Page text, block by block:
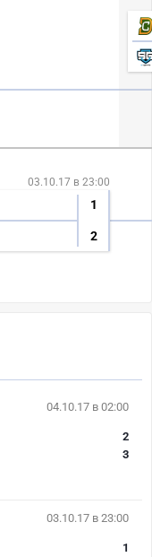
03.10.17 в 23:00
1
2
04.10.17 в 02:00
2
3
03.10.17 в 23:00
1